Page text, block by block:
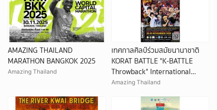
AMAZING THAILAND
MARATHON BANGKOK 2025
Amazing Thailand
เทศกาลศิลป์ร่วมสมัยนานาชาติ
KORAT BATTLE "K-BATTLE
Throwback" International
HIPHOP Festival 2025
Amazing Thailand